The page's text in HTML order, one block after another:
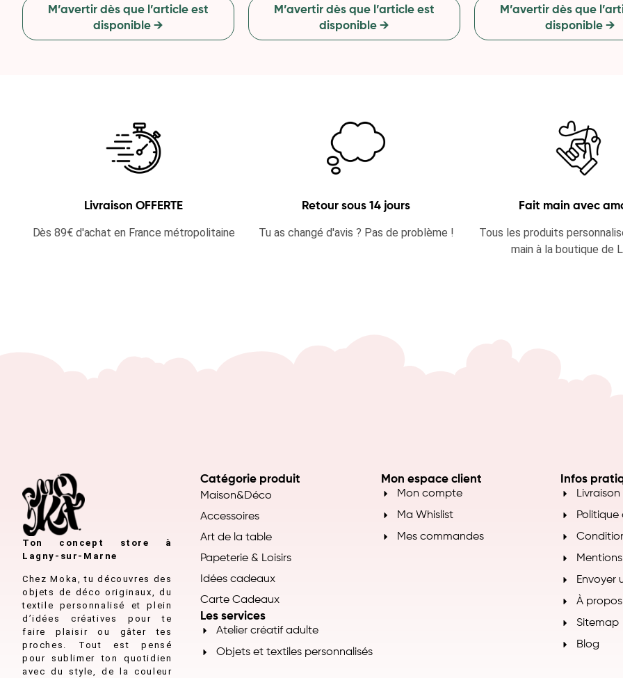
M’avertir dès que l’article est
disponible →
M’avertir dès que l’article est
disponible →
M’avertir dès que
disponible →
Livraison OFFERTE
Dès 89€ d'achat en France métropolitaine
Retour sous 14 jours
Tu as changé d'avis ? Pas de problème !
Fait main avec
Tous les produits
main à la boutique de
Ton concept store à
Lagny-sur-Marne
Chez Moka, tu découvres des
objets de déco originaux, du
textile personnalisé et plein
d’idées créatives pour te
faire plaisir ou gâter tes
proches. Tout est pensé
pour sublimer ton quotidien
avec du style, de la couleur
Catégorie produit
Maison&Déco
Accessoires
Art de la table
Papeterie & Loisirs
Idées cadeaux
Carte Cadeaux
Les services
Atelier créatif adulte
Objets et textiles personnalisés
Mon espace client
Mon compte
Ma Whislist
Mes commandes
Infos
Envoyer
À propos
Sitemap
Blog